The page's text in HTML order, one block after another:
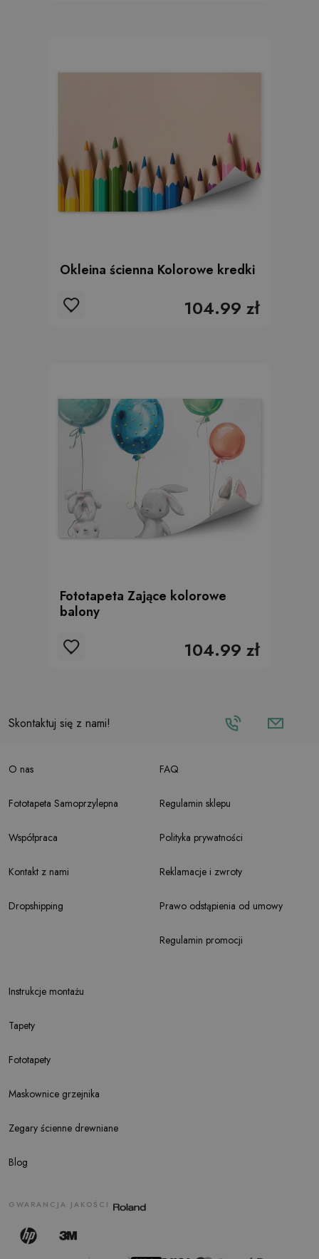
Okleina ścienna Kolorowe kredki
104.99 zł
Fototapeta Zające kolorowe
balony
104.99 zł
Skontaktuj się z nami!
O nas
Fototapeta Samoprzylepna
Współpraca
Kontakt z nami
Dropshipping
Instrukcje montażu
Tapety
Fototapety
Maskownice grzejnika
Zegary ścienne drewniane
Blog
FAQ
Regulamin sklepu
Polityka prywatności
Reklamacje i zwroty
Prawo odstąpienia od umowy
Regulamin promocji
GWARANCJA JAKOŚCI